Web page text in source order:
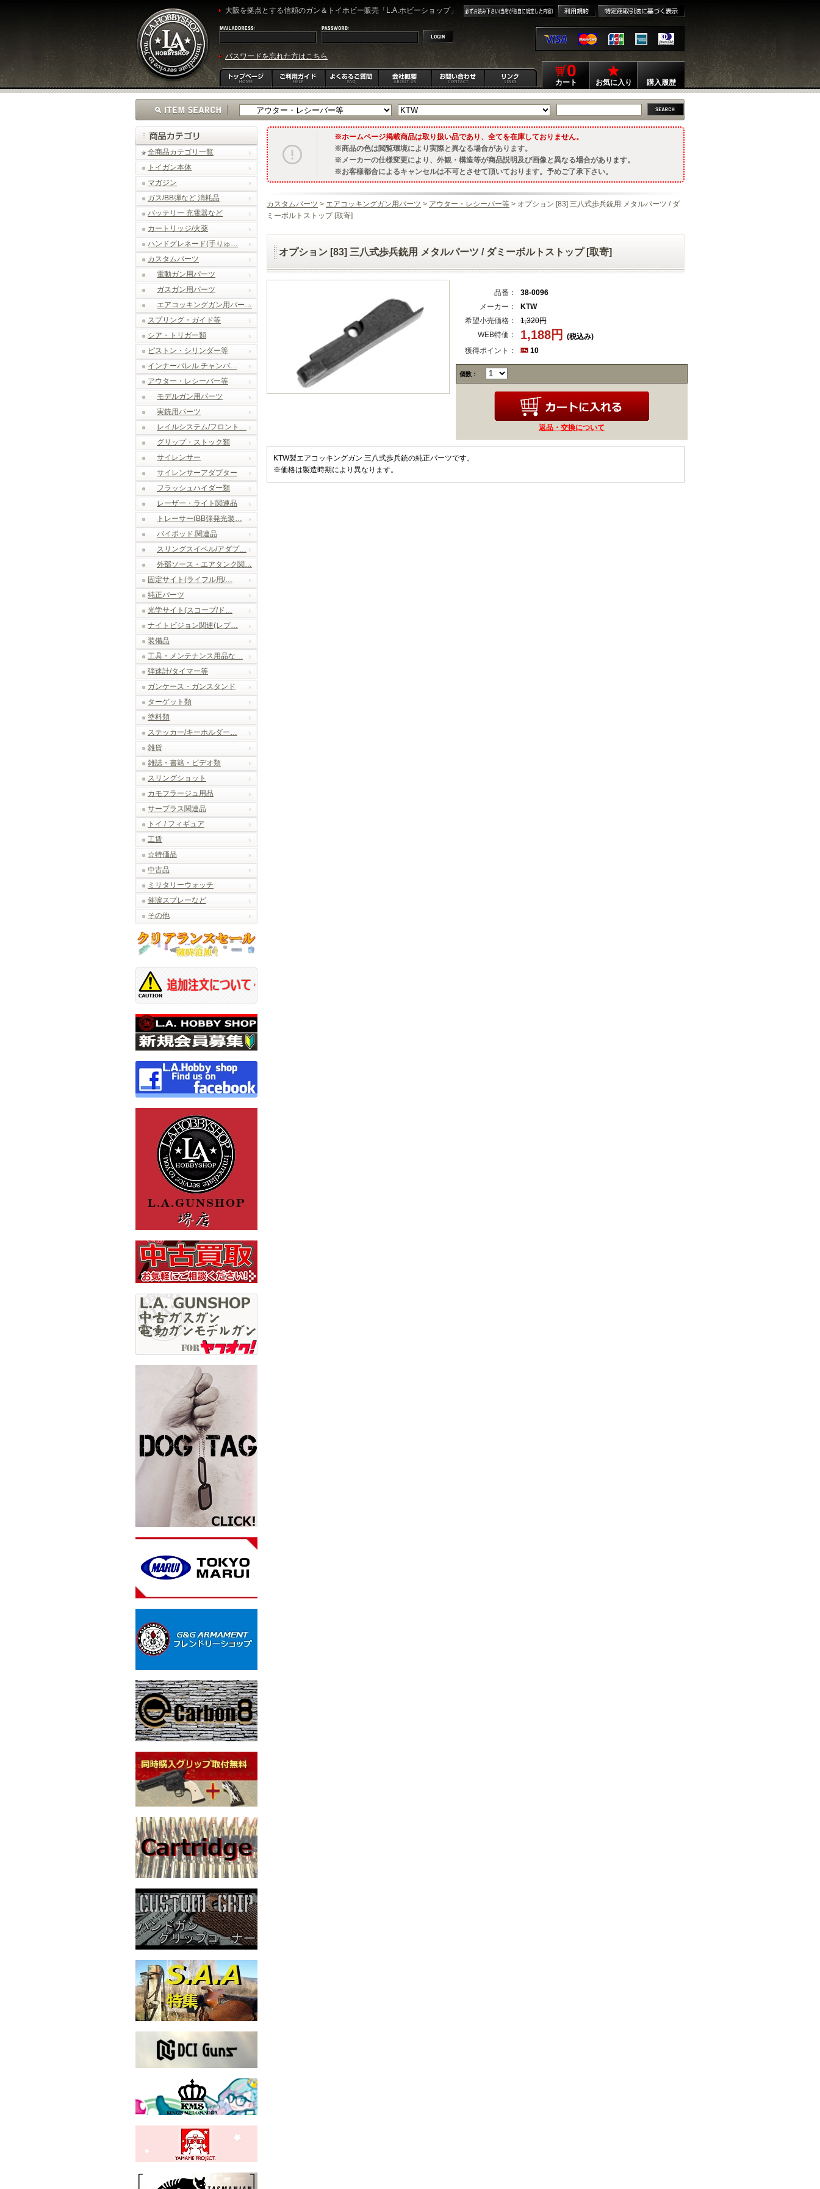
大阪を拠点とする信頼のガン＆トイホビー販売「L.A.ホビーショップ」
パスワードを忘れた方はこちら
0
カート お気に入り 購入履歴
全商品カテゴリ一覧
トイガン本体
マガジン
ガス/BB弾など 消耗品
バッテリー 充電器など
カートリッジ/火薬
ハンドグレネード(手りゅ…
カスタムパーツ
電動ガン用パーツ
ガスガン用パーツ
エアコッキングガン用パー…
スプリング・ガイド等
シア・トリガー類
ピストン・シリンダー等
インナーバレル.チャンバ…
アウター・レシーバー等
モデルガン用パーツ
実銃用パーツ
レイルシステム/フロント…
グリップ・ストック類
サイレンサー
サイレンサーアダプター
フラッシュハイダー類
レーザー・ライト関連品
トレーサー(BB弾発光装…
バイポッド.関連品
スリングスイベル/アダプ…
外部ソース・エアタンク関…
固定サイト(ライフル用/…
純正パーツ
光学サイト(スコープ/ド…
ナイトビジョン関連(レプ…
装備品
工具・メンテナンス用品な…
弾速計/タイマー等
ガンケース・ガンスタンド
ターゲット類
塗料類
ステッカー/キーホルダー…
雑貨
雑誌・書籍・ビデオ類
スリングショット
カモフラージュ用品
サープラス関連品
トイ / フィギュア
工賃
☆特価品
中古品
ミリタリーウォッチ
催涙スプレーなど
その他
ホームページ掲載商品は取り扱い品であり、全てを在庫しておりません。
商品の色は閲覧環境により実際と異なる場合があります。
メーカーの仕様変更により、外観・構造等が商品説明及び画像と異なる場合があります。
お客様都合によるキャンセルは不可とさせて頂いております。予めご了承下さい。
カスタムパーツ > エアコッキングガン用パーツ > アウター・レシーバー等 > オプション [83] 三八式歩兵銃用 メタルパーツ / ダ
ミーボルトストップ [取寄]
オプション [83] 三八式歩兵銃用 メタルパーツ / ダミーボルトストップ [取寄]
品番：
38-0096
メーカー：
KTW
希望小売価格：
1,320円
WEB特価：
1,188円
(税込み)
獲得ポイント：
10
個数：
返品・交換について
KTW製エアコッキングガン 三八式歩兵銃の純正パーツです。
※価格は製造時期により異なります。